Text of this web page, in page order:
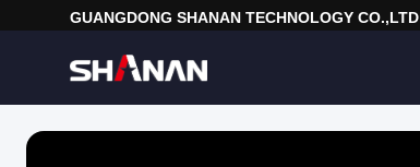
GUANGDONG SHANAN TECHNOLOGY CO.,LTD